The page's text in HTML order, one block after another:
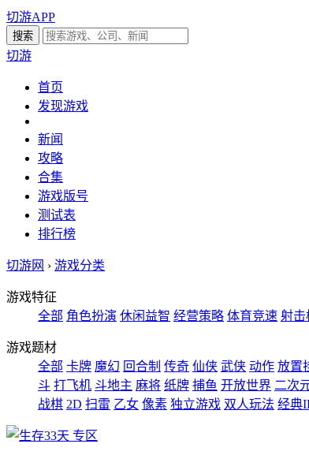
切游APP
切游
首页
发现游戏
新闻
攻略
合集
游戏版号
测试表
排行榜
切游网 › 游戏分类
游戏特征
全部 角色扮演 休闲益智 经营策略 体育竞速 射击
游戏题材
全部 卡牌 魔幻 回合制 传奇 仙侠 武侠 动作 放置
斗 打飞机 斗地主 麻将 纸牌 捕鱼 开放世界 二次
战棋 2D 扫雷 乙女 像素 独立游戏 双人玩法 经典
专区